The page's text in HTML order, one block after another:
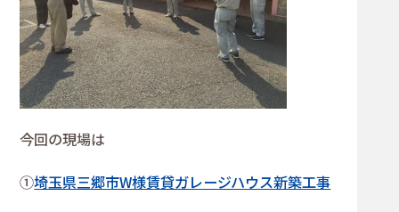
今回の現場は
①埼玉県三郷市W様賃貸ガレージハウス新築工事